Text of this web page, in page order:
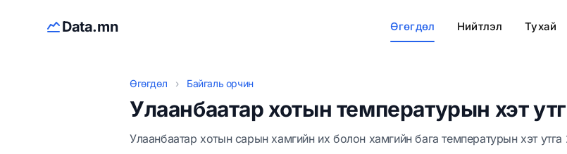
Data.mn Өгөгдөл Нийтлэл Тухай
Өгөгдөл › Байгаль орчин
Улаанбаатар хотын температурын хэт
Улаанбаатар хотын сарын хамгийн их болон хамгийн бага температурын хэт